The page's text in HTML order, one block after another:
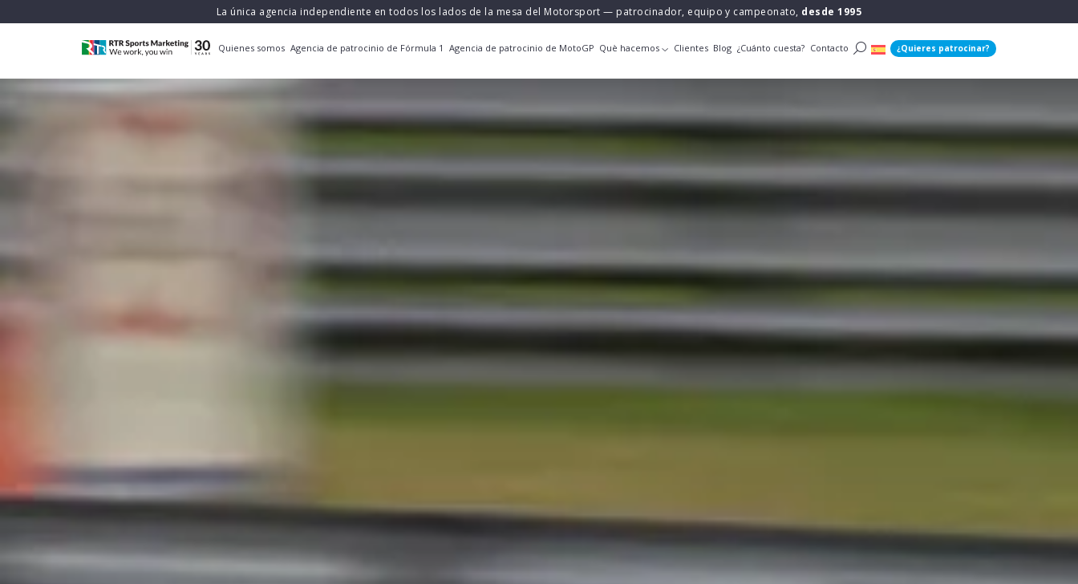
La única agencia independiente en todos los lados de la mesa del Motorsport — patrocinador, equipo y campeonato, desde 1995
Quienes somos Agencia de patrocinio de Fórmula 1 Agencia de patrocinio de MotoGP Què hacemos Clientes Blog ¿Cuánto cuesta? Contacto ¿Quieres patrocinar?